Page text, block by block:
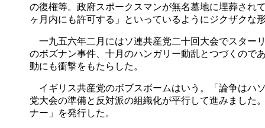
の復権等。政府スポークスマンが無名墓地に埋葬され
ヶ月内にも許可する」といっているようにジクザクな
一九五六年二月にはソ連共産党二十回大会でスター
のボズナン事件、十月のハンガリー動乱とつづくので
動にも衝撃をもたらした。
イギリス共産党のボブスボームはいう。「論争はハ
党大会の準備と反対派の組織化が平行して進みました
ナー」を発行した。